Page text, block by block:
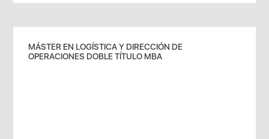
MÁSTER EN LOGÍSTICA Y DIRECCIÓN DE
OPERACIONES DOBLE TÍTULO MBA